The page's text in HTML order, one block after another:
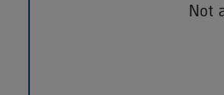
Not